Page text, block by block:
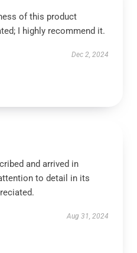
of this product
I highly recommend it.
Dec 2, 2024
and arrived in
to detail in its
Aug 31, 2024